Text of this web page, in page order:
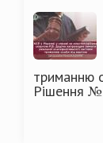
триманню
Рішення №